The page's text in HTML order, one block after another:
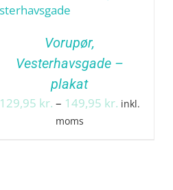
Vorupør,
Vesterhavsgade –
plakat
129,95 kr. – 149,95 kr.Prisinterval:
inkl.
moms